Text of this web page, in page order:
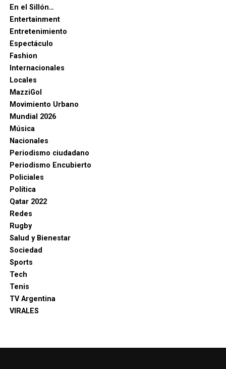
En el Sillón…
Entertainment
Entretenimiento
Espectáculo
Fashion
Internacionales
Locales
MazziGol
Movimiento Urbano
Mundial 2026
Música
Nacionales
Periodismo ciudadano
Periodismo Encubierto
Policiales
Política
Qatar 2022
Redes
Rugby
Salud y Bienestar
Sociedad
Sports
Tech
Tenis
TV Argentina
VIRALES